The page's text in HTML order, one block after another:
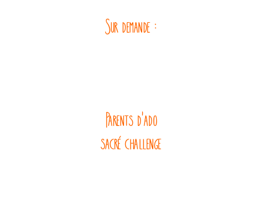
Sur demande :
Parents d'ado
sacré challenge